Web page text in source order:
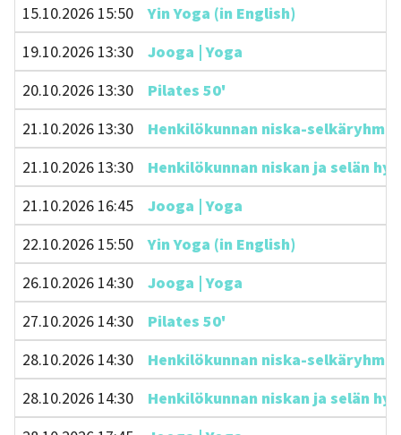
15.10.2026 15:50
Yin Yoga (in English)
19.10.2026 13:30
Jooga | Yoga
20.10.2026 13:30
Pilates 50'
21.10.2026 13:30
Henkilökunnan niska-
21.10.2026 13:30
Henkilökunnan niskan ja selän
21.10.2026 16:45
Jooga | Yoga
22.10.2026 15:50
Yin Yoga (in English)
26.10.2026 14:30
Jooga | Yoga
27.10.2026 14:30
Pilates 50'
28.10.2026 14:30
Henkilökunnan niska-
28.10.2026 14:30
Henkilökunnan niskan ja selän